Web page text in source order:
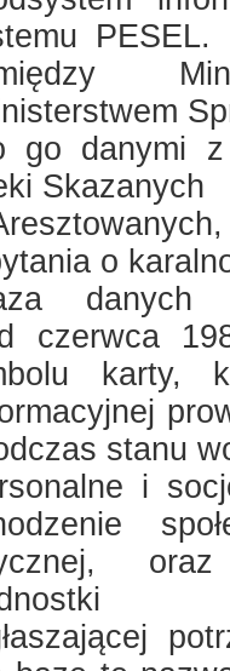
PESEL.
go danymi z
Skazanych
o
danych
czerwca
karty,
stanu
i